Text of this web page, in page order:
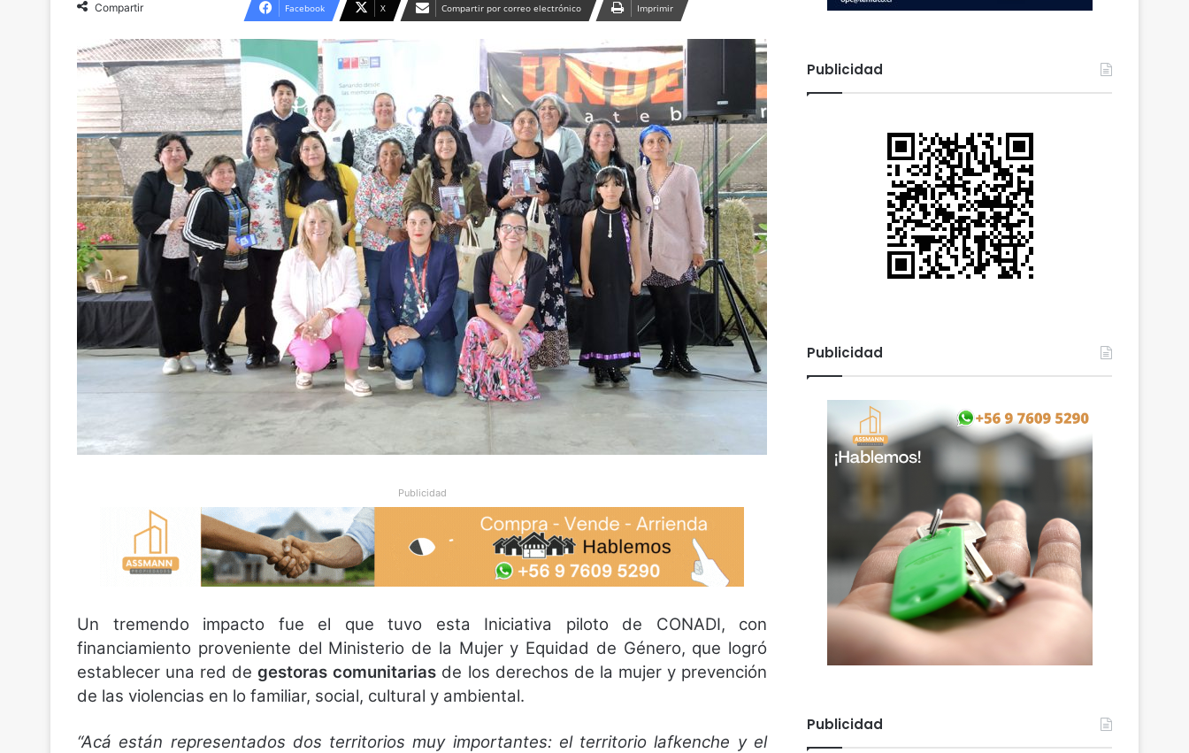
Compartir Facebook X Compartir por correo electrónico Imprimir
Publicidad
Un tremendo impacto fue el que tuvo esta Iniciativa piloto de CONADI, con
financiamiento proveniente del Ministerio de la Mujer y Equidad de Género, que logró
establecer una red degestoras comunitarias de los derechos de la mujer y prevención
de las violencias en lo familiar, social, cultural y ambiental.
“Acá están representados dos territorios muy importantes: el territorio lafkenche y el
Publicidad
Publicidad
Publicidad